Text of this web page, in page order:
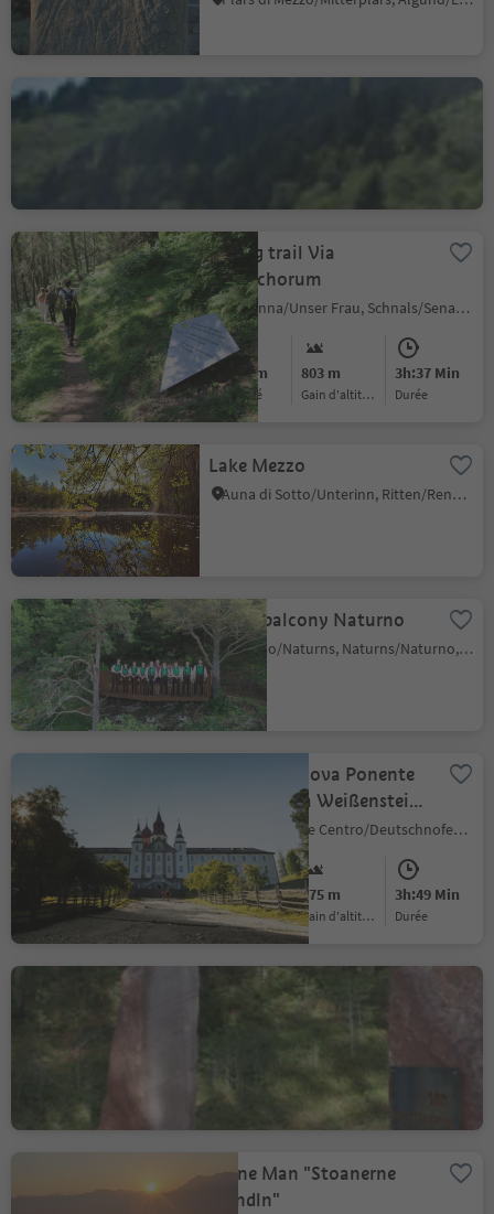
Hiking trail Via
Monachorum
Madonna/Unser Frau, Schnals/Senales, Vinschgau/Val Venosta
Medium
Difficulté
803 m
Gain d'altitude
3h:37 Min
durée
Lake Mezzo
Auna di Sotto/Unterinn, Ritten/Renon, Bolzano/Bozen and environs
Music balcony Naturno
Naturno/Naturns, Naturns/Naturno, Meran/Merano and environs
Hike from Nova Ponente
to the Maria Weißenstein
Monastery
Nova Ponente Centro/Deutschnofen Dorf, Deutschnofen/Nova Ponente, Dolomites Region Eggental
Medium
Difficulté
475 m
Gain d'altitude
3h:49 Min
durée
St. Martin trail
Easy
Difficulté
164 m
Gain d'altitude
Stone Man "Stoanerne
Mandln"